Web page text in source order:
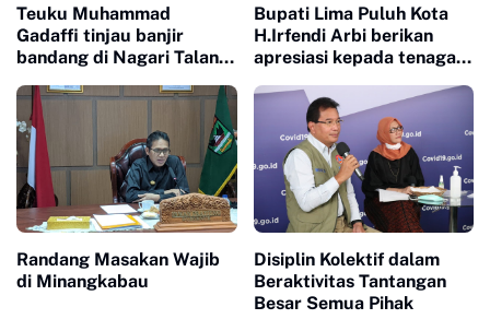
Teuku Muhammad
Gadaffi tinjau banjir
bandang di Nagari Talang
Bupati Lima Puluh Kota
H.Irfendi Arbi berikan
apresiasi kepada tenaga
dokter.
Randang Masakan Wajib
di Minangkabau
Disiplin Kolektif dalam
Beraktivitas Tantangan
Besar Semua Pihak